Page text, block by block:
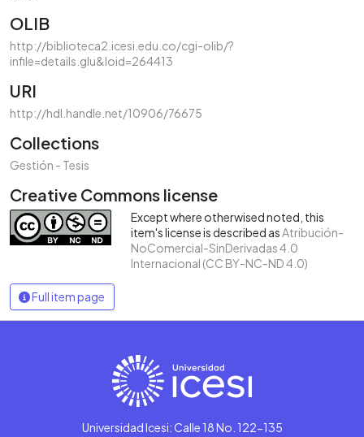
OLIB
http://biblioteca2.icesi.edu.co/cgi-olib/?
infile=details.glu&loid=264413
URI
http://hdl.handle.net/10906/76675
Collections
Gestión - Tesis
Creative Commons license
Except where otherwised noted, this
item's license is described asAtribución-
NoComercial-SinDerivadas 4.0
Internacional (CC BY-NC-ND 4.0)
Full item page
Universidad Icesi: Calle 18 No. 122-135